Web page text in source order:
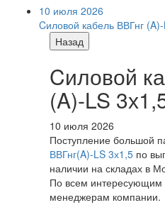
10 июля 2026
Cиловой кабель ВВГнг
Назад
Cиловой
(A)-LS
10 июля 2026
Поступление большой
ВВГнг(A)-LS 3х1,5 по
наличии на складах в
По всем интересующим
менеджерам компании.